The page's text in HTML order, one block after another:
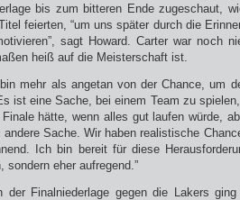
bis zum bitteren Ende zugeschaut,
feierten, “um uns später durch die
sagt Howard. Carter war noch
heiß auf die Meisterschaft ist.
mehr als angetan von der Chance, um
ist eine Sache, bei einem Team zu
hätte, wenn alles gut laufen würde,
andere Sache. Wir haben realistische
Ich bin bereit für diese
sondern eher aufregend.”
der Finalniederlage gegen die Lakers